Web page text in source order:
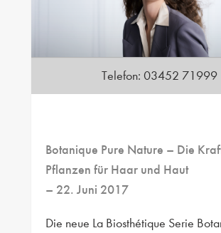
Telefon: 03452 71999
Botanique Pure Nature – Die
Pflanzen für Haar und Haut
– 22. Juni 2017
Die neue La Biosthétique Serie